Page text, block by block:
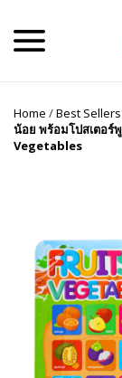
Home /Best Sellers
น้อย พร้อมโปสเตอร์
Vegetables